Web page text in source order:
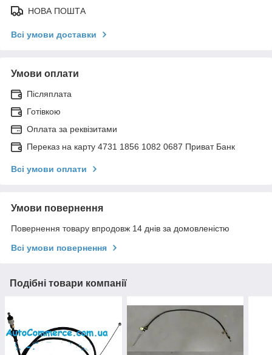
НОВА ПОШТА
Всі умови доставки
Умови оплати
Післяплата
Готівкою
Оплата за реквізитами
Переказ на карту 4731 1856 1082 0687 Приват Банк
Всі умови оплати
Умови повернення
Повернення товару впродовж 14 днів за домовленістю
Всі умови повернення
Подібні товари компанії